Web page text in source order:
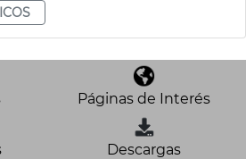
Páginas de Interés
Descargas